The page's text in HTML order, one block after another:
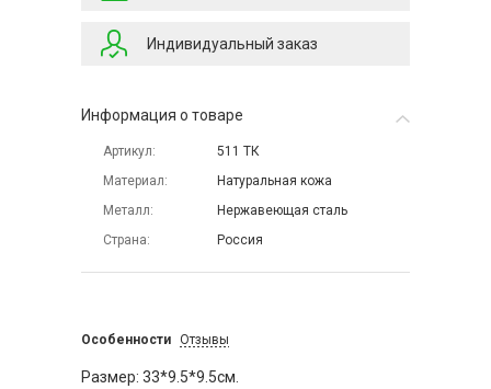
Индивидуальный заказ
Информация о товаре
Артикул
511 ТК
Материал
Натуральная кожа
Металл
Нержавеющая сталь
Страна
Россия
Особенности Отзывы
Размер: 33*9.5*9.5см.